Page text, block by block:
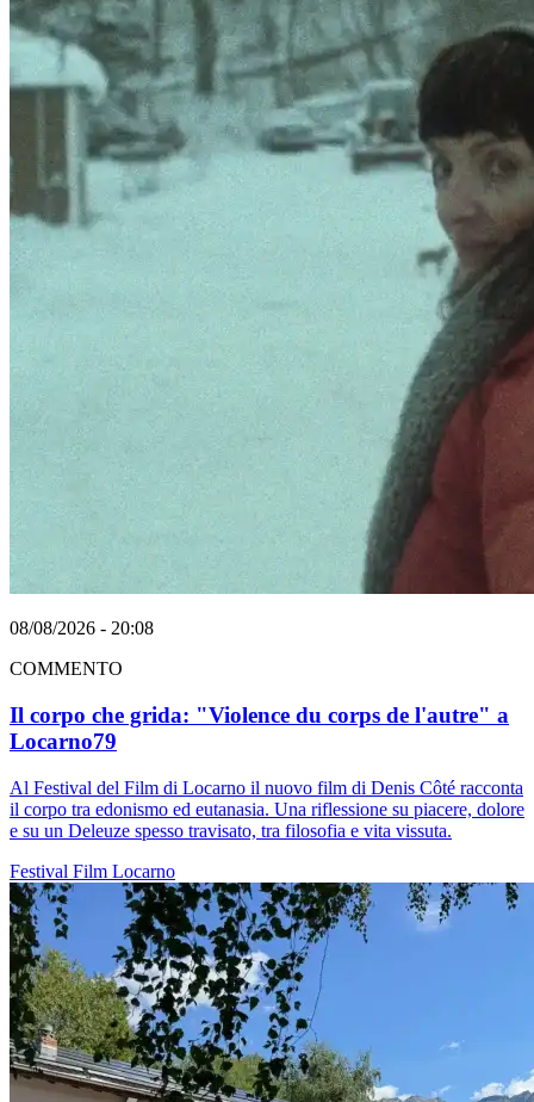
08/08/2026 - 20:08
COMMENTO
Il corpo che grida: "Violence du corps de l'autre" a
Locarno79
Al Festival del Film di Locarno il nuovo film di Denis Côté racconta
il corpo tra edonismo ed eutanasia. Una riflessione su piacere, dolore
e su un Deleuze spesso travisato, tra filosofia e vita vissuta.
Festival Film Locarno